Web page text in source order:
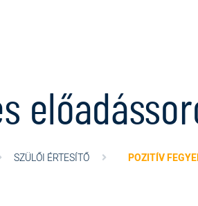
SZÜLŐI ÉRTESÍTŐ POZITÍV